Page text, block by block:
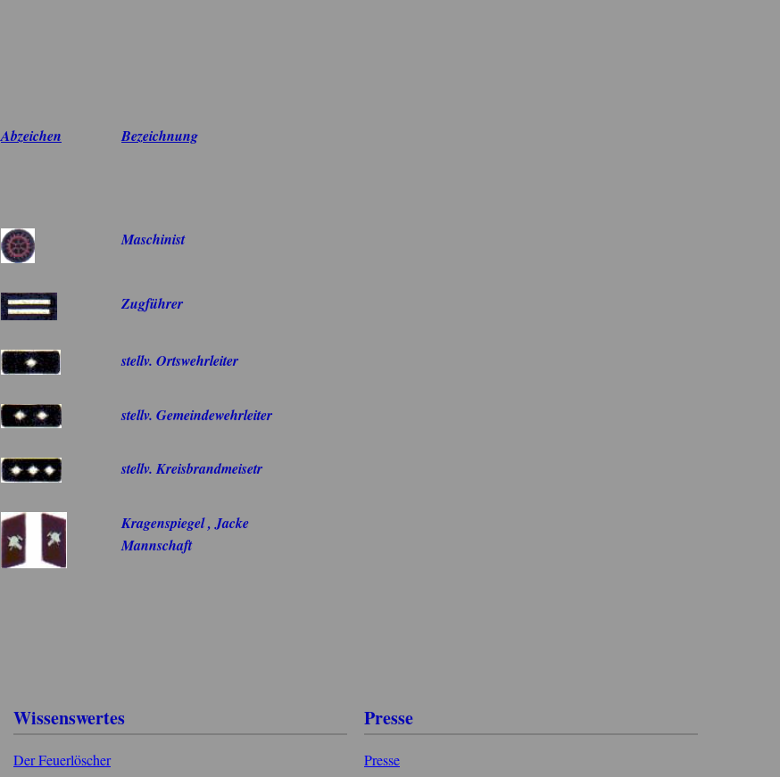
Abzeichen Bezeichnung
Maschinist
Zugführer
stellv. Ortswehrleiter
stellv. Gemeindewehrleiter
stellv. Kreisbrandmeisetr
Kragenspiegel , Jacke
Mannschaft
Wissenswertes
Der Feuerlöscher
Presse
Presse